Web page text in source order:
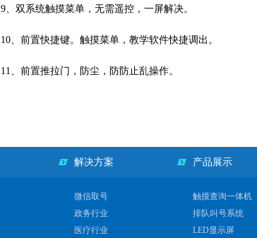
9、 双系统触摸菜单，无需遥控，一屏解决。
10、 前置快捷键。触摸菜单，教学软件快捷调出。
11、 前置推拉门，防尘，防防止乱操作。
解决方案
微信取号
政务行业
医疗行业
产品展示
触摸查询一体机
排队叫号系统
LED显示屏